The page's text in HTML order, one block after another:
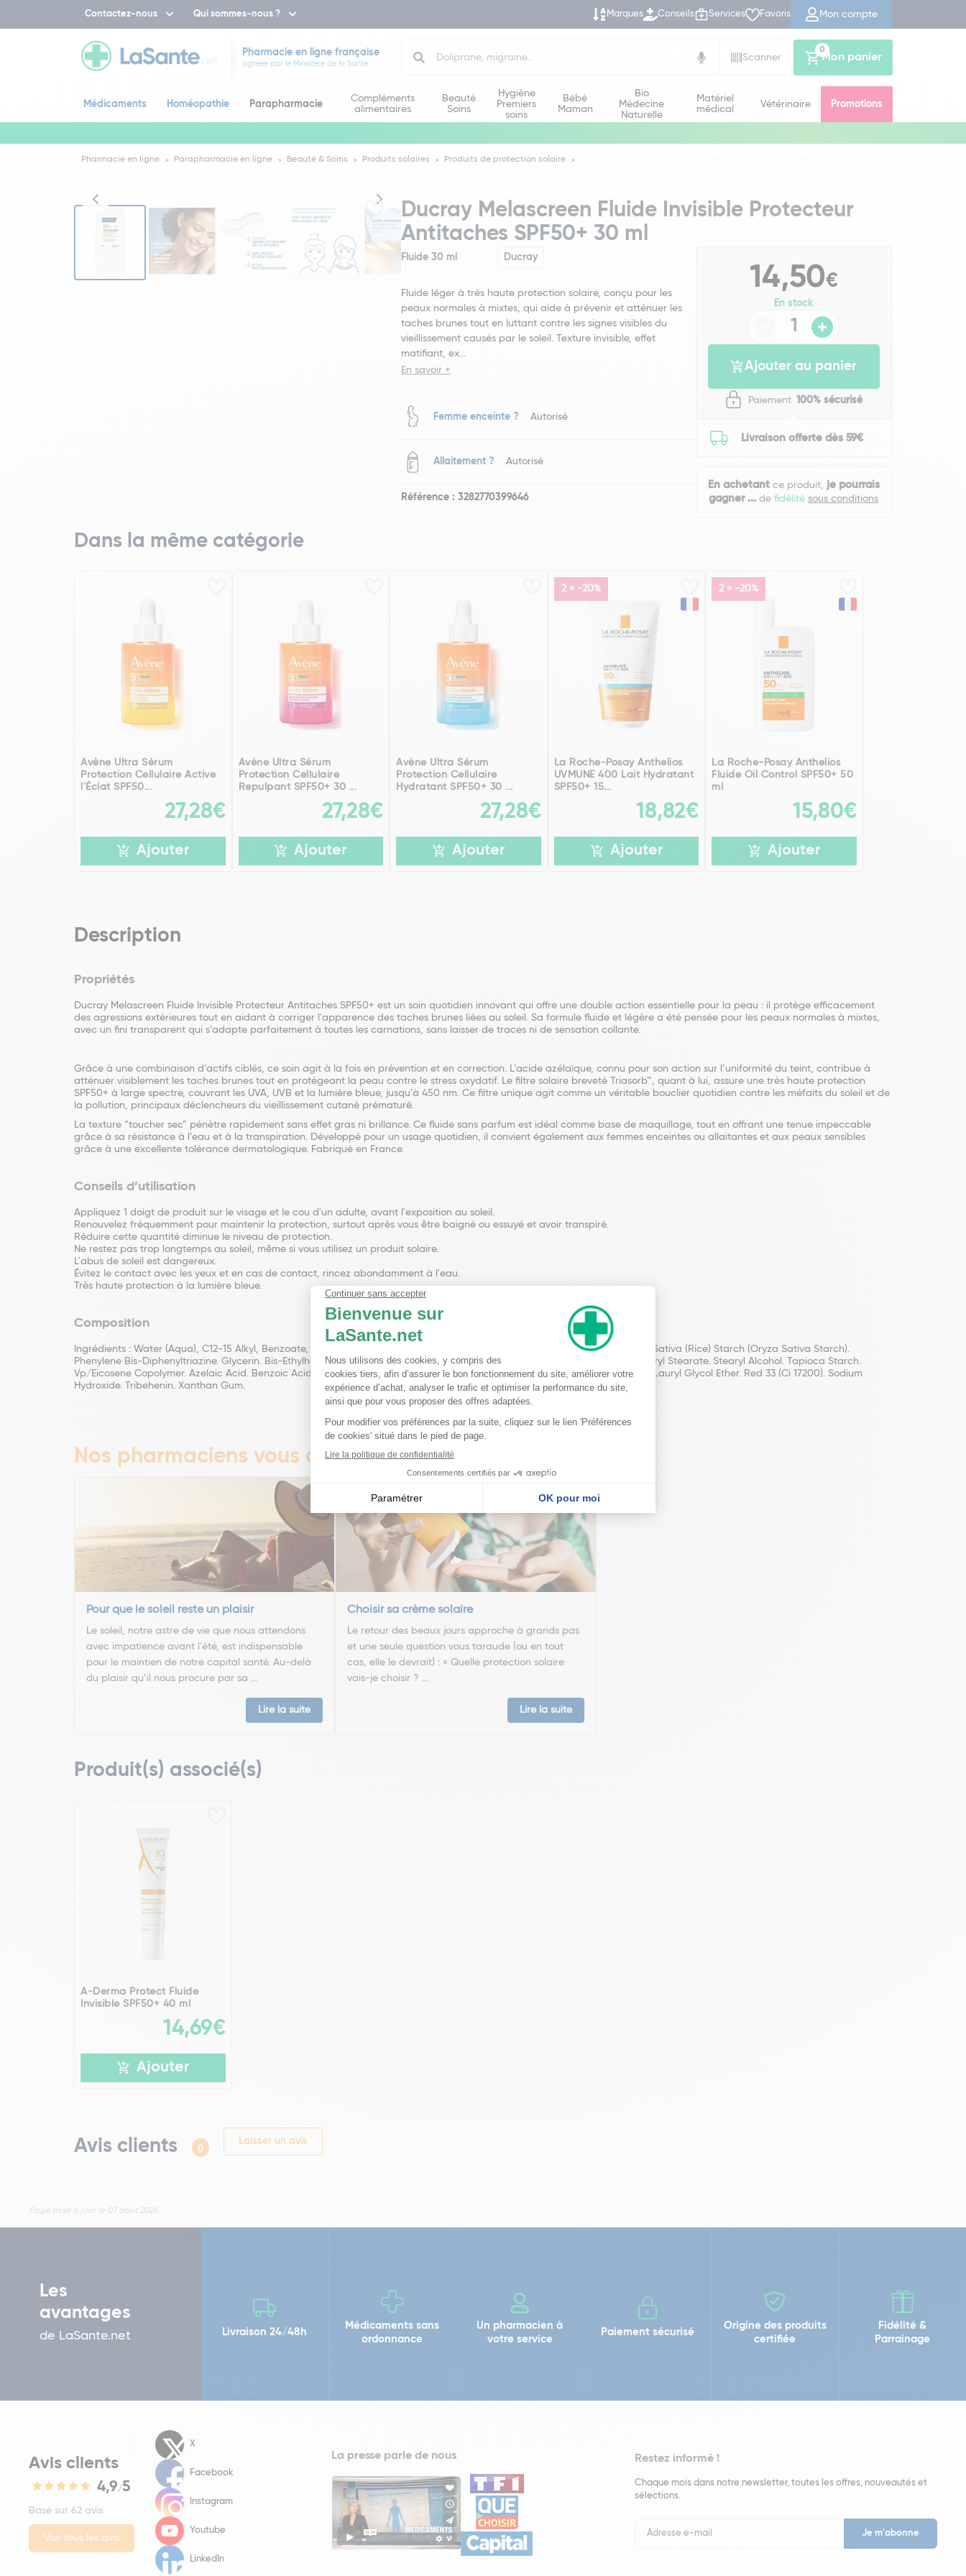
Contactez-nous Qui sommes-nous ? Marques Conseils Services Favoris Mon compte
Pharmacie en ligne française
agréée par le Ministère de la Santé
Scanner
Mon panier
0
Médicaments Homéopathie Parapharmacie
Compléments
alimentaires
Beauté
Soins
Hygiène
Premiers
soins
Bébé
Maman
Bio
Médecine
Naturelle
Matériel
médical
Vétérinaire Promotions
Pharmacie en ligne Parapharmacie en ligne Beauté & Soins Produits solaires Produits de protection solaire
Ducray Melascreen Fluide Invisible Protecteur
Antitaches SPF50+ 30 ml
Fluide 30 ml Ducray
Fluide léger à très haute protection solaire, conçu pour les
peaux normales à mixtes, qui aide à prévenir et atténuer les
taches brunes tout en luttant contre les signes visibles du
vieillissement causés par le soleil. Texture invisible, effet
matifiant, ex...
En savoir +
Femme enceinte ? Autorisé
Allaitement ? Autorisé
Référence : 3282770399646
14,50€
En stock
Ajouter au panier
Paiement 100% sécurisé
Livraison offerte dès 59€
En achetantce produit, je pourrais
gagner ... defidélitésous conditions
Dans la même catégorie
Avène Ultra Sérum
Protection Cellulaire Active
l'Éclat SPF50...
27,28€
Ajouter
Avène Ultra Sérum
Protection Cellulaire
Repulpant SPF50+ 30 ...
27,28€
Ajouter
Avène Ultra Sérum
Protection Cellulaire
Hydratant SPF50+ 30 ...
27,28€
Ajouter
2 = -20%
La Roche-Posay Anthelios
UVMUNE 400 Lait Hydratant
SPF50+ 15...
18,82€
Ajouter
2 = -20%
La Roche-Posay Anthelios
Fluide Oil Control SPF50+ 50
ml
15,80€
Ajouter
Description
Propriétés
Ducray Melascreen Fluide Invisible Protecteur Antitaches SPF50+ est un soin quotidien innovant qui offre une double action essentielle pour la peau : il protège efficacement
des agressions extérieures tout en aidant à corriger l'apparence des taches brunes liées au soleil. Sa formule fluide et légère a été pensée pour les peaux normales à mixtes,
avec un fini transparent qui s’adapte parfaitement à toutes les carnations, sans laisser de traces ni de sensation collante.
Grâce à une combinaison d’actifs ciblés, ce soin agit à la fois en prévention et en correction. L’acide azélaïque, connu pour son action sur l’uniformité du teint, contribue à
atténuer visiblement les taches brunes tout en protégeant la peau contre le stress oxydatif. Le filtre solaire breveté Triasorb™, quant à lui, assure une très haute protection
SPF50+ à large spectre, couvrant les UVA, UVB et la lumière bleue, jusqu’à 450 nm. Ce filtre unique agit comme un véritable bouclier quotidien contre les méfaits du soleil et de
la pollution, principaux déclencheurs du vieillissement cutané prématuré.
La texture “toucher sec” pénètre rapidement sans effet gras ni brillance. Ce fluide sans parfum est idéal comme base de maquillage, tout en offrant une tenue impeccable
grâce à sa résistance à l’eau et à la transpiration. Développé pour un usage quotidien, il convient également aux femmes enceintes ou allaitantes et aux peaux sensibles
grâce à une excellente tolérance dermatologique. Fabriqué en France.
Conseils d’utilisation
Appliquez 1 doigt de produit sur le visage et le cou d'un adulte, avant l'exposition au soleil.
Renouvelez fréquemment pour maintenir la protection, surtout après vous être baigné ou essuyé et avoir transpiré.
Réduire cette quantité diminue le niveau de protection.
Ne restez pas trop longtemps au soleil, même si vous utilisez un produit solaire.
L'abus de soleil est dangereux.
Évitez le contact avec les yeux et en cas de contact, rincez abondamment à l'eau.
Très haute protection à la lumière bleue.
Composition
Ingrédients : Water (Aqua), C12-15 Alkyl, Benzoate, Diethylamino ,Hydroxybenzoyl Hexyl Benzoate. Ethylhexyl Triazone. Oryza Sativa (Rice) Starch (Oryza Sativa Starch).
Phenylene Bis-Diphenyltriazine. Glycerin. Bis-Ethylhexyloxy- Phenol Methoxyphenyl Triazine. Potassium Cetyl Phosphate. Glyceryl Stearate. Stearyl Alcohol. Tapioca Starch.
Vp/Eicosene Copolymer. Azelaic Acid. Benzoic Acid. Caprylyl Glycol. Glyceryl Behenate. Gly- Ceryl Dibehenate. Ppg-1-Peg-9 Lauryl Glycol Ether. Red 33 (Ci 17200). Sodium
Hydroxide. Tribehenin. Xanthan Gum.
Nos pharmaciens vous conseillent
Pour que le soleil reste un plaisir
Le soleil, notre astre de vie que nous attendons
avec impatience avant l’été, est indispensable
pour le maintien de notre capital santé. Au-delà
du plaisir qu’il nous procure par sa ...
Lire la suite
Choisir sa crème solaire
Le retour des beaux jours approche à grands pas
et une seule question vous taraude (ou en tout
cas, elle le devrait) : « Quelle protection solaire
vais-je choisir ? ...
Lire la suite
Produit(s) associé(s)
A-Derma Protect Fluide
Invisible SPF50+ 40 ml
14,69€
Ajouter
Avis clients 0
Laisser un avis
Page mise à jour le 07 aout 2026
Les
avantages
de LaSante.net Livraison 24/48h
Médicaments sans
ordonnance
Un pharmacien à
votre service
Paiement sécurisé
Origine des produits
certifiée
Fidélité &
Parrainage
Avis clients
4,9/5
Basé sur 62 avis.
Voir tous les avis
X
Facebook
Instagram
Youtube
LinkedIn
La presse parle de nous Restez informé !
Chaque mois dans notre newsletter, toutes les offres, nouveautés et
sélections.
Newsletter